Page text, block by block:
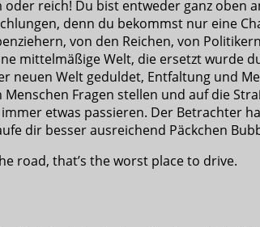
reich! Du bist entweder ganz oben
denn du bekommst nur eine
von den Reichen, von
mittelmäßige Welt, die ersetzt wurde
neuen Welt geduldet, Entfaltung und
Fragen stellen und auf die
etwas passieren. Der Betrachter
dir besser ausreichend Päckchen
road, that’s the worst place to drive.